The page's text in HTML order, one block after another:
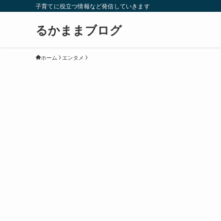
子育てに役立つ情報など発信していきます
るかままブログ
ホーム エンタメ